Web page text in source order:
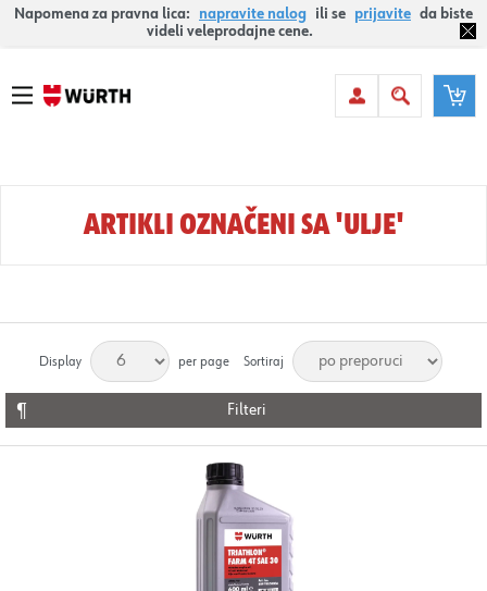
Napomena za pravna lica: napravite nalog ili se prijavite da biste
videli veleprodajne cene.
ARTIKLI OZNAČENI SA 'ULJE'
Display per page Sortiraj
Filteri